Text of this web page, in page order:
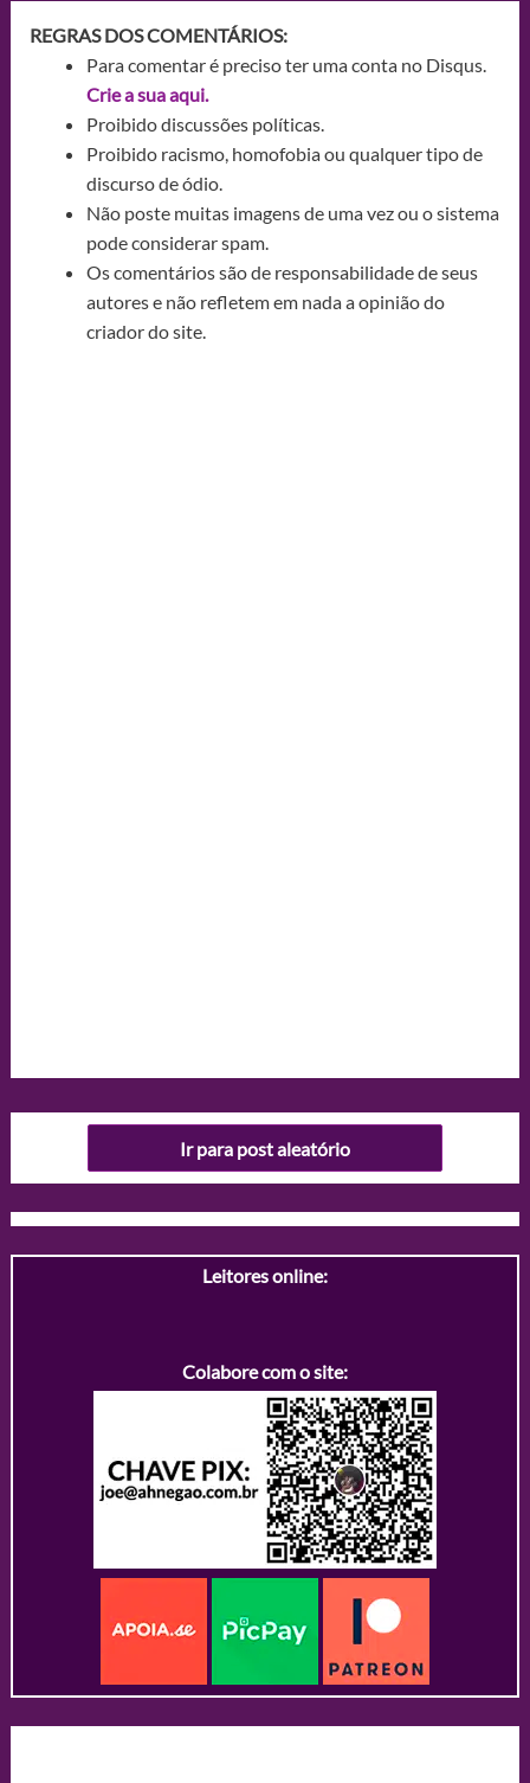
REGRAS DOS COMENTÁRIOS:
Para comentar é preciso ter uma conta no Disqus.
Crie a sua aqui.
Proibido discussões políticas.
Proibido racismo, homofobia ou qualquer tipo de
discurso de ódio.
Não poste muitas imagens de uma vez ou o sistema
pode considerar spam.
Os comentários são de responsabilidade de seus
autores e não refletem em nada a opinião do
criador do site.
Ir para post aleatório
Leitores online:
Colabore com o site: